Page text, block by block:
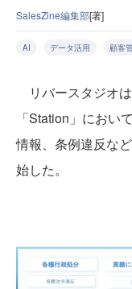
SalesZine編集部[著]
AI データ活用 顧客
リバースタジオ
「Station」におい
情報、条例違反な
始した。